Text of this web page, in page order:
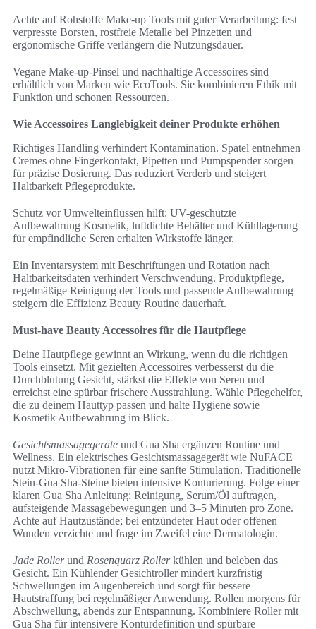
Achte auf Rohstoffe Make-up Tools mit guter Verarbeitung: fest
verpresste Borsten, rostfreie Metalle bei Pinzetten und
ergonomische Griffe verlängern die Nutzungsdauer.
Vegane Make-up-Pinsel und nachhaltige Accessoires sind
erhältlich von Marken wie EcoTools. Sie kombinieren Ethik mit
Funktion und schonen Ressourcen.
Wie Accessoires Langlebigkeit deiner Produkte erhöhen
Richtiges Handling verhindert Kontamination. Spatel entnehmen
Cremes ohne Fingerkontakt, Pipetten und Pumpspender sorgen
für präzise Dosierung. Das reduziert Verderb und steigert
Haltbarkeit Pflegeprodukte.
Schutz vor Umwelteinflüssen hilft: UV-geschützte
Aufbewahrung Kosmetik, luftdichte Behälter und Kühllagerung
für empfindliche Seren erhalten Wirkstoffe länger.
Ein Inventarsystem mit Beschriftungen und Rotation nach
Haltbarkeitsdaten verhindert Verschwendung. Produktpflege,
regelmäßige Reinigung der Tools und passende Aufbewahrung
steigern die Effizienz Beauty Routine dauerhaft.
Must-have Beauty Accessoires für die Hautpflege
Deine Hautpflege gewinnt an Wirkung, wenn du die richtigen
Tools einsetzt. Mit gezielten Accessoires verbesserst du die
Durchblutung Gesicht, stärkst die Effekte von Seren und
erreichst eine spürbar frischere Ausstrahlung. Wähle Pflegehelfer,
die zu deinem Hauttyp passen und halte Hygiene sowie
Kosmetik Aufbewahrung im Blick.
Gesichtsmassagegeräte und Gua Sha ergänzen Routine und
Wellness. Ein elektrisches Gesichtsmassagegerät wie NuFACE
nutzt Mikro-Vibrationen für eine sanfte Stimulation. Traditionelle
Stein-Gua Sha-Steine bieten intensive Konturierung. Folge einer
klaren Gua Sha Anleitung: Reinigung, Serum/Öl auftragen,
aufsteigende Massagebewegungen und 3–5 Minuten pro Zone.
Achte auf Hautzustände; bei entzündeter Haut oder offenen
Wunden verzichte und frage im Zweifel eine Dermatologin.
Jade Rollerund Rosenquarz Rollerkühlen und beleben das
Gesicht. Ein Kühlender Gesichtroller mindert kurzfristig
Schwellungen im Augenbereich und sorgt für bessere
Hautstraffung bei regelmäßiger Anwendung. Rollen morgens für
Abschwellung, abends zur Entspannung. Kombiniere Roller mit
Gua Sha für intensivere Konturdefinition und spürbare